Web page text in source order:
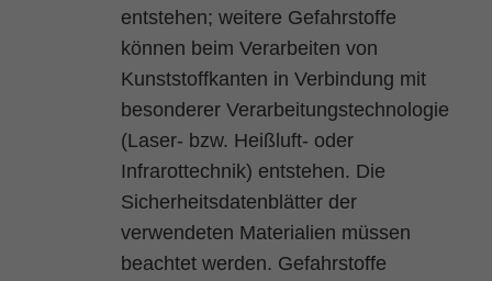
entstehen; weitere Gefahrstoffe
können beim Verarbeiten von
Kunststoffkanten in Verbindung mit
besonderer Verarbeitungstechnologie
(Laser- bzw. Heißluft- oder
Infrarottechnik) entstehen. Die
Sicherheitsdatenblätter der
verwendeten Materialien müssen
beachtet werden. Gefahrstoffe